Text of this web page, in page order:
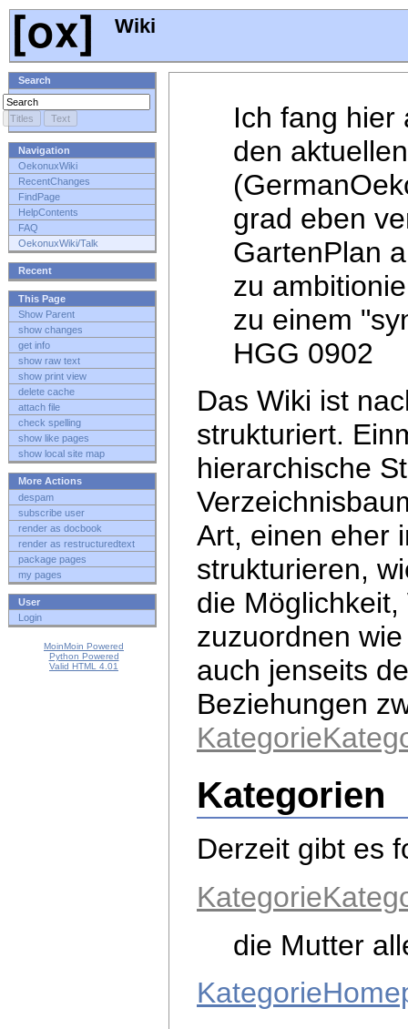
Wiki
Search
Navigation
OekonuxWiki
RecentChanges
FindPage
HelpContents
FAQ
OekonuxWiki/Talk
Recent
This Page
Show Parent
show changes
get info
show raw text
show print view
delete cache
attach file
check spelling
show like pages
show local site map
More Actions
despam
subscribe user
render as docbook
render as restructuredtext
package pages
my pages
User
Login
MoinMoin Powered
Python Powered
Valid HTML 4.01
Ich fang hier
den
grad eben
GartenPlan
zu
zu einem
HGG 0902
Das Wiki ist
strukturiert.
hierarchische
Art, einen eher
strukturieren,
die
zuzuordnen
auch jenseits
Beziehungen
Kategorien
Derzeit gibt es
die Mutter